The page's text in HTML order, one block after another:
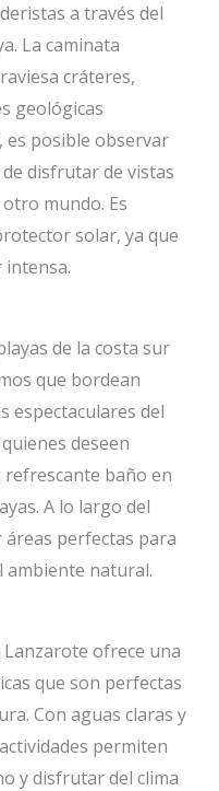
a través del
La caminata
cráteres,
geológicas
es posible observar
disfrutar de vistas
mundo. Es
solar, ya que
intensa.
de la costa sur
que bordean
espectaculares del
deseen
baño en
A lo largo del
perfectas para
ambiente natural.
ofrece una
que son perfectas
Con aguas claras y
permiten
y disfrutar del clima